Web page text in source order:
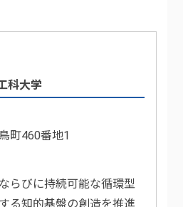
科大学
町460番地1
らびに持続可能な循環型
る知的基盤の創造を推進